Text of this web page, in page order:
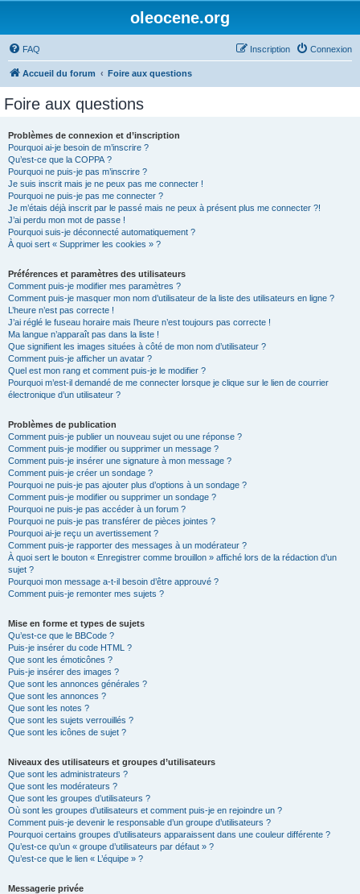
oleocene.org
FAQ Connexion
Inscription
Accueil du forum Foire aux questions
Foire aux questions
Problèmes de connexion et d’inscription
Pourquoi ai-je besoin de m’inscrire ?
Qu’est-ce que la COPPA ?
Pourquoi ne puis-je pas m’inscrire ?
Je suis inscrit mais je ne peux pas me connecter !
Pourquoi ne puis-je pas me connecter ?
Je m’étais déjà inscrit par le passé mais ne peux à présent plus me connecter ?!
J’ai perdu mon mot de passe !
Pourquoi suis-je déconnecté automatiquement ?
À quoi sert « Supprimer les cookies » ?
Préférences et paramètres des utilisateurs
Comment puis-je modifier mes paramètres ?
Comment puis-je masquer mon nom d’utilisateur de la liste des utilisateurs en ligne ?
L’heure n’est pas correcte !
J’ai réglé le fuseau horaire mais l’heure n’est toujours pas correcte !
Ma langue n’apparaît pas dans la liste !
Que signifient les images situées à côté de mon nom d’utilisateur ?
Comment puis-je afficher un avatar ?
Quel est mon rang et comment puis-je le modifier ?
Pourquoi m’est-il demandé de me connecter lorsque je clique sur le lien de courrier
électronique d’un utilisateur ?
Problèmes de publication
Comment puis-je publier un nouveau sujet ou une réponse ?
Comment puis-je modifier ou supprimer un message ?
Comment puis-je insérer une signature à mon message ?
Comment puis-je créer un sondage ?
Pourquoi ne puis-je pas ajouter plus d’options à un sondage ?
Comment puis-je modifier ou supprimer un sondage ?
Pourquoi ne puis-je pas accéder à un forum ?
Pourquoi ne puis-je pas transférer de pièces jointes ?
Pourquoi ai-je reçu un avertissement ?
Comment puis-je rapporter des messages à un modérateur ?
À quoi sert le bouton « Enregistrer comme brouillon » affiché lors de la rédaction d’un
sujet ?
Pourquoi mon message a-t-il besoin d’être approuvé ?
Comment puis-je remonter mes sujets ?
Mise en forme et types de sujets
Qu’est-ce que le BBCode ?
Puis-je insérer du code HTML ?
Que sont les émoticônes ?
Puis-je insérer des images ?
Que sont les annonces générales ?
Que sont les annonces ?
Que sont les notes ?
Que sont les sujets verrouillés ?
Que sont les icônes de sujet ?
Niveaux des utilisateurs et groupes d’utilisateurs
Que sont les administrateurs ?
Que sont les modérateurs ?
Que sont les groupes d’utilisateurs ?
Où sont les groupes d’utilisateurs et comment puis-je en rejoindre un ?
Comment puis-je devenir le responsable d’un groupe d’utilisateurs ?
Pourquoi certains groupes d’utilisateurs apparaissent dans une couleur différente ?
Qu’est-ce qu’un « groupe d’utilisateurs par défaut » ?
Qu’est-ce que le lien « L’équipe » ?
Messagerie privée